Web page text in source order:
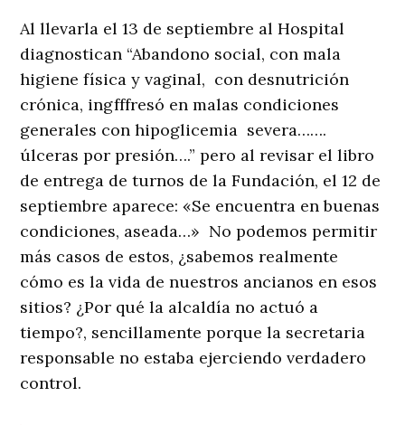
Al llevarla el 13 de septiembre al Hospital
diagnostican “Abandono social, con mala
higiene física y vaginal, con desnutrición
crónica, ingfffresó en malas condiciones
generales con hipoglicemia severa…….
úlceras por presión….” pero al revisar el libro
de entrega de turnos de la Fundación, el 12 de
septiembre aparece: «Se encuentra en buenas
condiciones, aseada…» No podemos permitir
más casos de estos, ¿sabemos realmente
cómo es la vida de nuestros ancianos en esos
sitios? ¿Por qué la alcaldía no actuó a
tiempo?, sencillamente porque la secretaria
responsable no estaba ejerciendo verdadero
control.